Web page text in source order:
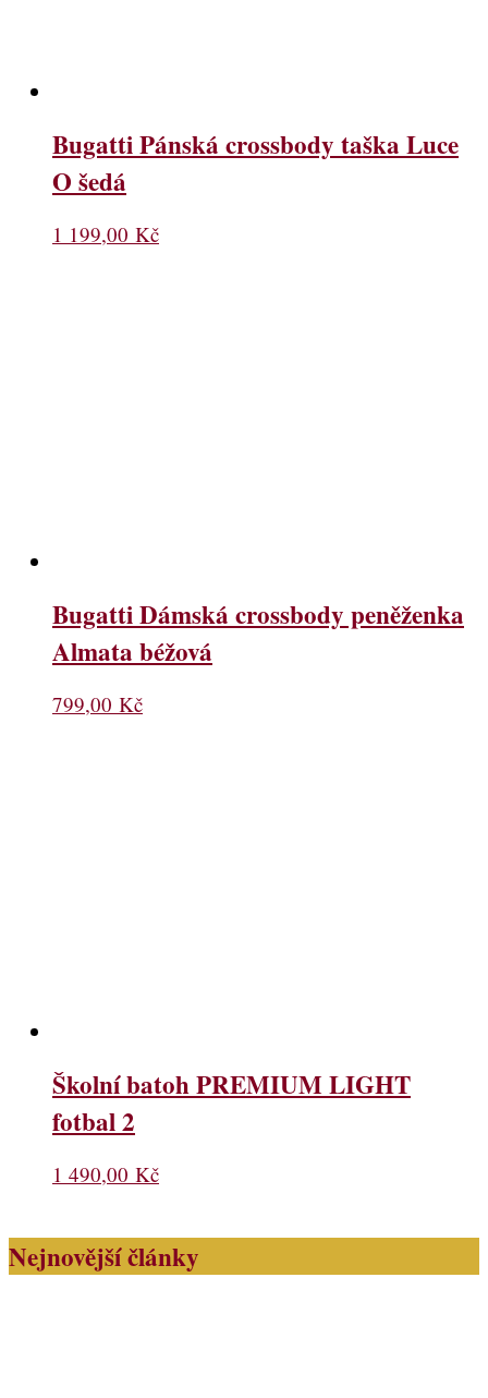
Bugatti Pánská crossbody taška Luce
O šedá
1 199,00 Kč
Bugatti Dámská crossbody peněženka
Almata béžová
799,00 Kč
Školní batoh PREMIUM LIGHT
fotbal 2
1 490,00 Kč
Nejnovější články